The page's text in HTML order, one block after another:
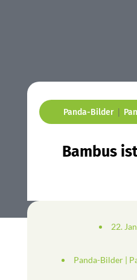
Panda-Bilder|
Bambus
22.
Panda-Bilder |